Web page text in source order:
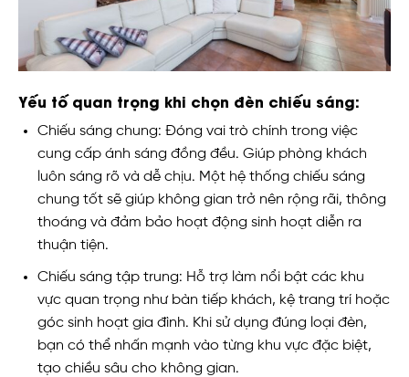
Yếu tố quan trọng khi chọn đèn chiếu sáng:
Chiếu sáng chung: Đóng vai trò chính trong việc
cung cấp ánh sáng đồng đều. Giúp phòng khách
luôn sáng rõ và dễ chịu. Một hệ thống chiếu sáng
chung tốt sẽ giúp không gian trở nên rộng rãi, thông
thoáng và đảm bảo hoạt động sinh hoạt diễn ra
thuận tiện.
Chiếu sáng tập trung: Hỗ trợ làm nổi bật các khu
vực quan trọng như bàn tiếp khách, kệ trang trí hoặc
góc sinh hoạt gia đình. Khi sử dụng đúng loại đèn,
bạn có thể nhấn mạnh vào từng khu vực đặc biệt,
tạo chiều sâu cho không gian.